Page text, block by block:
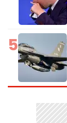
5